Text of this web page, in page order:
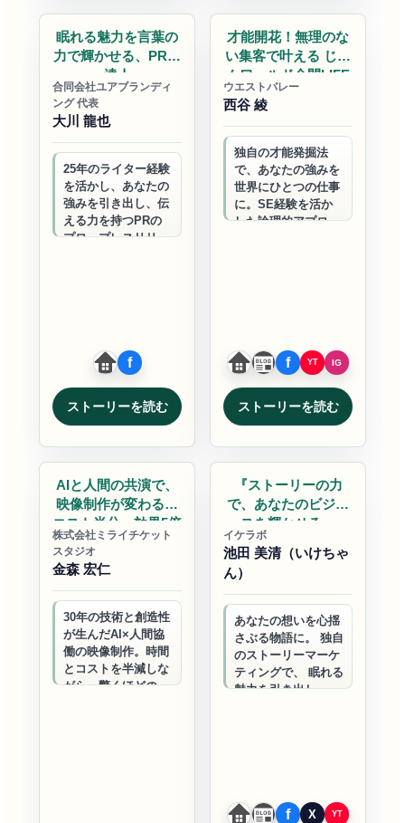
眠れる魅力を言葉の
力で輝かせる、PRの
達人
合同会社ユアブランディ
ング 代表
大川 龍也
25年のライター経験
を活かし、あなたの
強みを引き出し、伝
える力を持つPRの
プロ。プレスリリー
ストーリーを読む
才能開花！無理のな
い集客で叶える じぶ
んワールド全開LIFE
ウエストバレー
西谷 綾
独自の才能発掘法
で、あなたの強みを
世界にひとつの仕事
に。SE経験を活か
した論理的アプロー
ストーリーを読む
AIと人間の共演で、
映像制作が変わる。
コスト半分、効果5倍
の…
株式会社ミライチケット
スタジオ
金森 宏仁
30年の技術と創造性
が生んだAI×人間協
働の映像制作。時間
とコストを半減しな
がら、驚くほどの効
『ストーリーの力
で、あなたのビジネ
スを輝かせる』
イケラボ
池田 美清（いけちゃ
ん）
あなたの想いを心揺
さぶる物語に。 独自
のストーリーマーケ
ティングで、 眠れる
魅力を引き出し、 フ